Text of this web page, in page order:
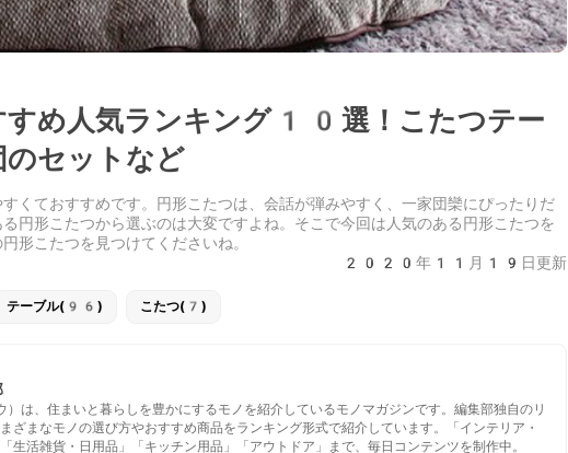
すめ人気ランキング10選！こたつテー
セットなど
くておすすめです。円形こたつは、会話が弾みやすく、一家団欒にぴったりだ
円形こたつから選ぶのは大変ですよね。そこで今回は人気のある円形こたつを
形こたつを見つけてくださいね。
2020年11月19日更新
テーブル(96) こたつ(7)
は、住まいと暮らしを豊かにするモノを紹介しているモノマガジンです。編集部独自のリ
ざまなモノの選び方やおすすめ商品をランキング形式で紹介しています。「インテリア・
生活雑貨・日用品」「キッチン用品」「アウトドア」まで、毎日コンテンツを制作中。